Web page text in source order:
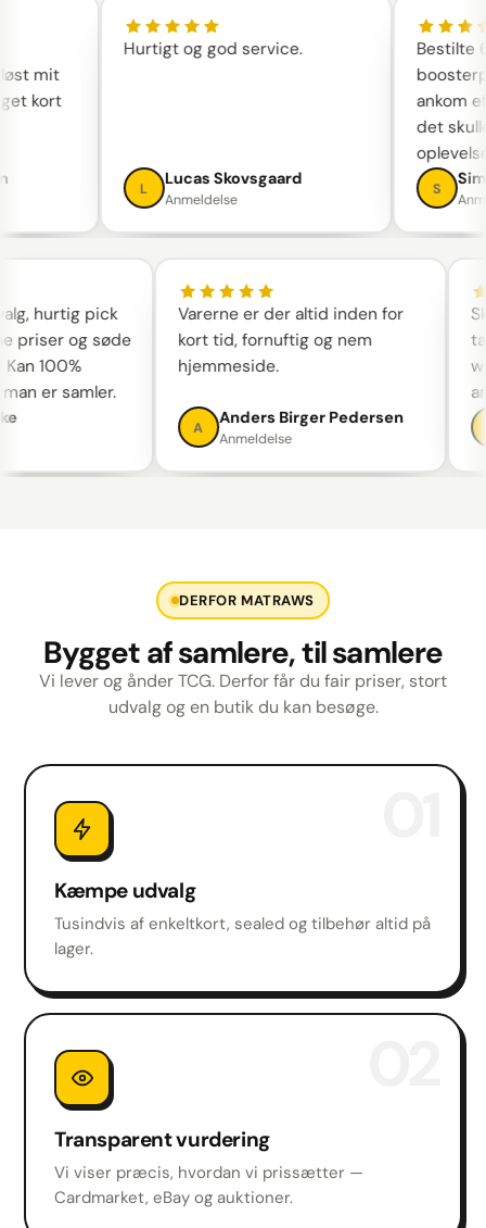
løst mit
kort
Hurtigt og god service.
Lucas Skovsgaard
Anmeldelse
ankom
det
hurtig pick
og søde
100%
er samler.
Varerne er der altid inden for
kort tid, fornuftig og nem
hjemmeside.
A
Anders Birger Pedersen
Anmeldelse
C
DERFOR MATRAWS
Bygget af samlere, til samlere
Vi lever og ånder TCG. Derfor får du fair priser, stort
udvalg og en butik du kan besøge.
Kæmpe udvalg
Tusindvis af enkeltkort, sealed og tilbehør altid på
lager.
Transparent vurdering
Vi viser præcis, hvordan vi prissætter —
Cardmarket, eBay og auktioner.